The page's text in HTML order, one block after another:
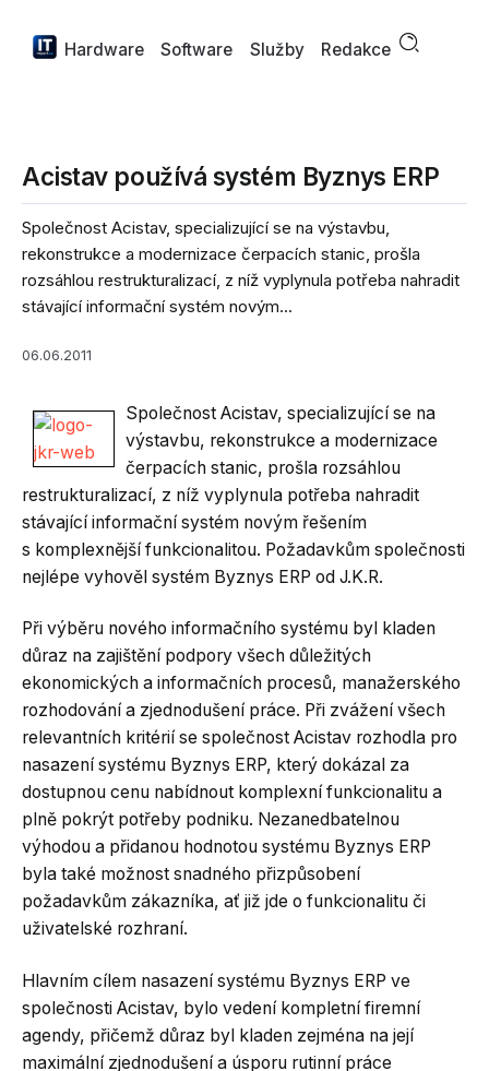
Hardware Software Služby Redakce
Acistav používá systém Byznys ERP
Společnost Acistav, specializující se na výstavbu,
rekonstrukce a modernizace čerpacích stanic, prošla
rozsáhlou restrukturalizací, z níž vyplynula potřeba nahradit
stávající informační systém novým...
06.06.2011
Společnost Acistav, specializující se na
výstavbu, rekonstrukce a modernizace
čerpacích stanic, prošla rozsáhlou
restrukturalizací, z níž vyplynula potřeba nahradit
stávající informační systém novým řešením
s komplexnější funkcionalitou. Požadavkům společnosti
nejlépe vyhověl systém Byznys ERP od J.K.R.
Při výběru nového informačního systému byl kladen
důraz na zajištění podpory všech důležitých
ekonomických a informačních procesů, manažerského
rozhodování a zjednodušení práce. Při zvážení všech
relevantních kritérií se společnost Acistav rozhodla pro
nasazení systému Byznys ERP, který dokázal za
dostupnou cenu nabídnout komplexní funkcionalitu a
plně pokrýt potřeby podniku. Nezanedbatelnou
výhodou a přidanou hodnotou systému Byznys ERP
byla také možnost snadného přizpůsobení
požadavkům zákazníka, ať již jde o funkcionalitu či
uživatelské rozhraní.
Hlavním cílem nasazení systému Byznys ERP ve
společnosti Acistav, bylo vedení kompletní firemní
agendy, přičemž důraz byl kladen zejména na její
maximální zjednodušení a úsporu rutinní práce